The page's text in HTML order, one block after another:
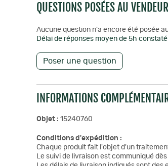
QUESTIONS POSÉES AU VENDEUR
Aucune question n'a encore été posée
Délai de réponses moyen de 5h
Poser une question
INFORMATIONS
Objet : 15240760
Conditions d'expédition :
Chaque produit fait l'objet d'un
Le suivi de livraison est communiqué